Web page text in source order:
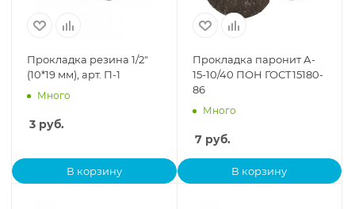
Прокладка резина 1/2"
(10*19 мм), арт. П-1
Много
3 руб.
В корзину
Прокладка паронит А-
15-10/40 ПОН ГОСТ15180-
86
Много
7руб.
В корзину